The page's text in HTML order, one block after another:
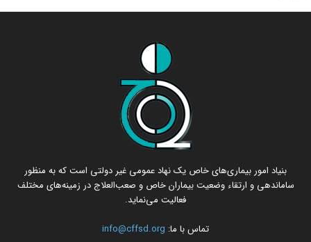
بنیاد امور بیماری‌های خاص یک نهاد عمومی غیر دولتی است که به منظور
ساماندهی و ارتقاء وضعیت بیماران خاص و صعب‌العلاج در زمینه‌های مختلف
فعالیت می‌نماید.
تماس با ما: info@cffsd.org